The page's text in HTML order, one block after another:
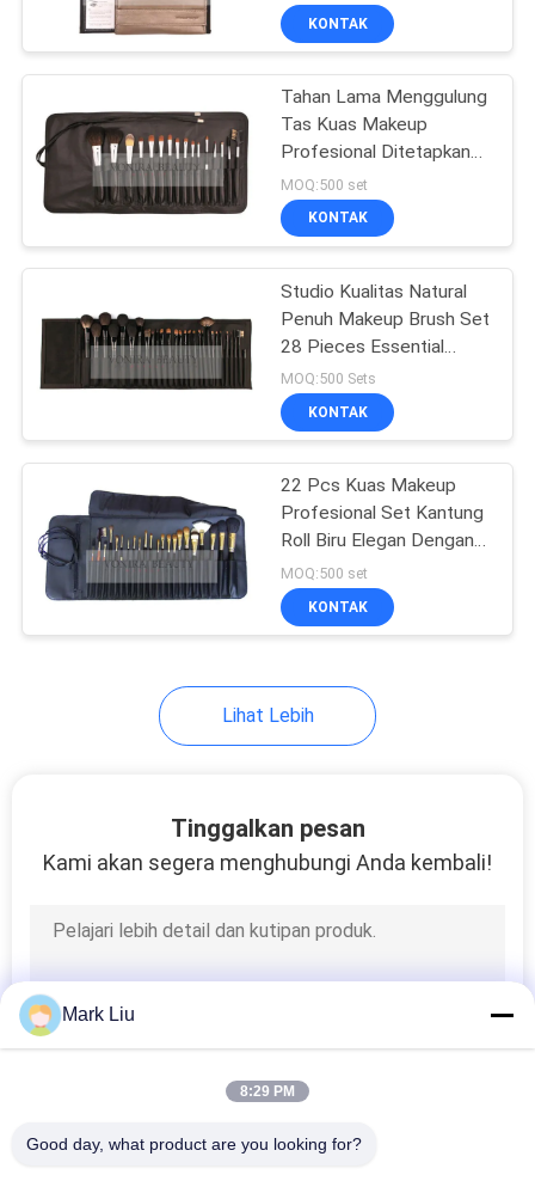
KONTAK
Tahan Lama Menggulung
Tas Kuas Makeup
Profesional Ditetapkan
Untuk Wajah Penuh
Sempurna
MOQ:500 set
KONTAK
Studio Kualitas Natural
Penuh Makeup Brush Set
28 Pieces Essential
Makeup Brushes
MOQ:500 Sets
KONTAK
22 Pcs Kuas Makeup
Profesional Set Kantung
Roll Biru Elegan Dengan
Penutupan Tali Sabuk
MOQ:500 set
KONTAK
Lihat Lebih
Tinggalkan pesan
Kami akan segera menghubungi Anda kembali!
Mark Liu
8:29 PM
Good day, what product are you looking for?